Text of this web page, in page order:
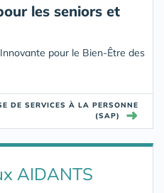
les seniors et
pour le Bien-Être des
DE SERVICES À LA PERSONNE
(SAP)
➜
AIDANTS